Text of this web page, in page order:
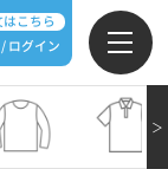
はこちら
ログイン
＞